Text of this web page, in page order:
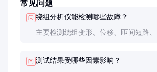
常见问题
问 绕组分析仪能检测哪些故障？
主要检测绕组变形、位移、匝间短路
问 测试结果受哪些因素影响？